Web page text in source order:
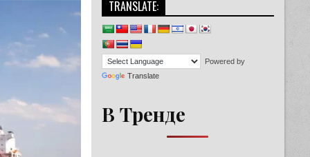
TRANSLATE:
Powered by
Translate
В Тренде